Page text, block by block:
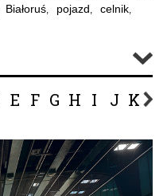
Białoruś, pojazd, celnik,
E F G H I J K L